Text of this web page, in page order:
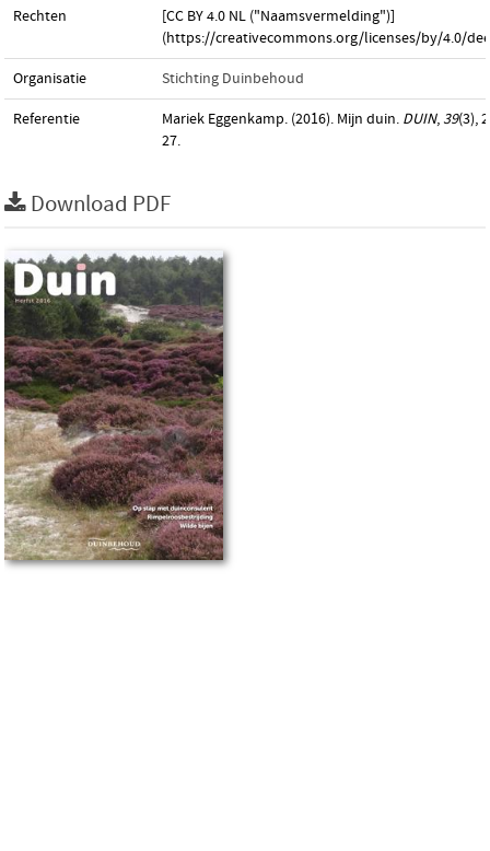
Rechten
[CC BY 4.0 NL ("Naamsvermelding")]
(https://creativecommons.org/licenses/by/4.0/
Organisatie Stichting Duinbehoud
Referentie Mariek Eggenkamp. (2016). Mijn duin. DUIN, 39(3),
27.
Download PDF